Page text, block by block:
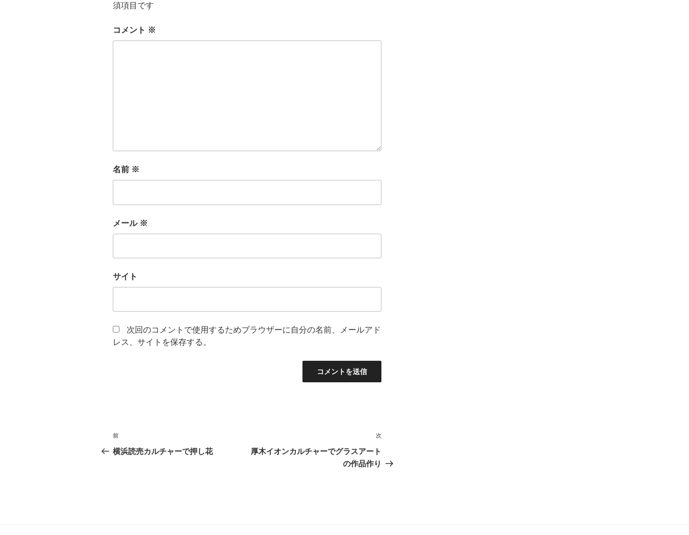
須項目です
コメント ※
名前 ※
メール ※
サイト
次回のコメントで使用するためブラウザーに自分の名前、メールアド
レス、サイトを保存する。
投
稿
前
の
前
横浜読売カルチャーで押し花
次
投
次
厚木イオンカルチャーでグラスアート
の作品作り